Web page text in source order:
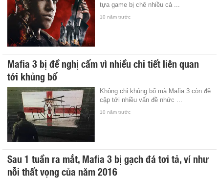
tựa game bị chê nhiều cả ...
10 năm trước
Mafia 3 bị đề nghị cấm vì nhiều chi tiết liên quan
tới khủng bố
Không chỉ khủng bố mà Mafia 3 còn đề
cập tới nhiều vấn đề nhức ...
10 năm trước
Sau 1 tuần ra mắt, Mafia 3 bị gạch đá tơi tả, ví như
nỗi thất vọng của năm 2016